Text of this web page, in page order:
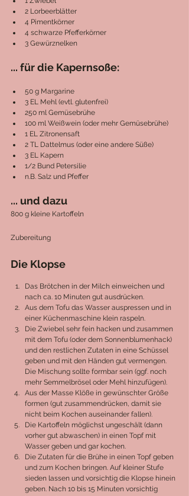
2 Lorbeerblätter
4 Pimentkörner
4 schwarze Pfefferkörner
3 Gewürznelken
... für die Kapernsoße:
50 g Margarine
3 EL Mehl (evtl. glutenfrei)
250 ml Gemüsebrühe
100 ml Weißwein (oder mehr Gemüsebrühe)
1 EL Zitronensaft
2 TL Dattelmus (oder eine andere Süße)
3 EL Kapern
1/2 Bund Petersilie
n.B. Salz und Pfeffer
... und dazu
800 g kleine Kartoffeln
Zubereitung
Die Klopse
Das Brötchen in der Milch einweichen und
nach ca. 10 Minuten gut ausdrücken.
Aus dem Tofu das Wasser auspressen und in
einer Küchenmaschine klein raspeln.
Die Zwiebel sehr fein hacken und zusammen
mit dem Tofu (oder dem Sonnenblumenhack)
und den restlichen Zutaten in eine Schüssel
geben und mit den Händen gut vermengen.
Die Mischung sollte formbar sein (ggf. noch
mehr Semmelbrösel oder Mehl hinzufügen).
Aus der Masse Klöße in gewünschter Größe
formen (gut zusammendrücken, damit sie
nicht beim Kochen auseinander fallen).
Die Kartoffeln möglichst ungeschält (dann
vorher gut abwaschen) in einen Topf mit
Wasser geben und gar kochen.
Die Zutaten für die Brühe in einen Topf geben
und zum Kochen bringen. Auf kleiner Stufe
sieden lassen und vorsichtig die Klopse hinein
geben. Nach 10 bis 15 Minuten vorsichtig